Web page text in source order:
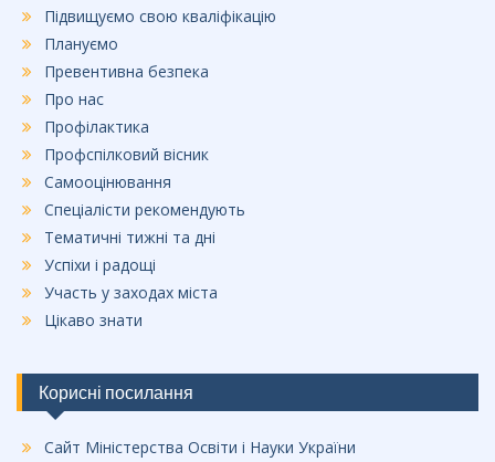
Підвищуємо свою кваліфікацію
Плануємо
Превентивна безпека
Про нас
Профілактика
Профспілковий вісник
Самооцінювання
Спеціалісти рекомендують
Тематичні тижні та дні
Успіхи і радощі
Участь у заходах міста
Цікаво знати
Корисні посилання
Сайт Міністерства Освіти і Науки України